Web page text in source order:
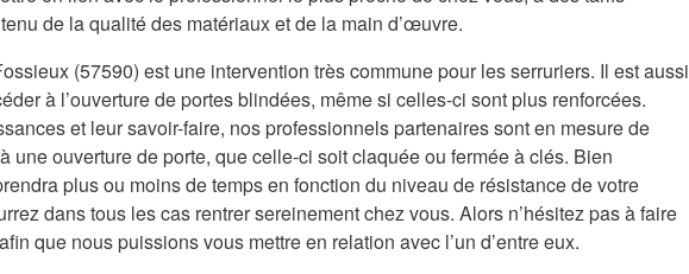
de la qualité des matériaux et de la main d’œuvre.
(57590) est une intervention très commune pour les serruriers. Il est aussi
à l’ouverture de portes blindées, même si celles-ci sont plus renforcées.
et leur savoir-faire, nos professionnels partenaires sont en mesure de
une ouverture de porte, que celle-ci soit claquée ou fermée à clés. Bien
plus ou moins de temps en fonction du niveau de résistance de votre
dans tous les cas rentrer sereinement chez vous. Alors n’hésitez pas à faire
que nous puissions vous mettre en relation avec l’un d’entre eux.